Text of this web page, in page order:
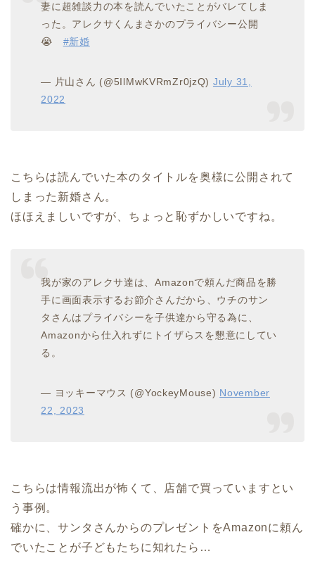
妻に超雑談力の本を読んでいたことがバレてしま
った。アレクサくんまさかのプライバシー公開
😭 #新婚
— 片山さん (@5IlMwKVRmZr0jzQ) July 31,
2022
こちらは読んでいた本のタイトルを奥様に公開されて
しまった新婚さん。
ほほえましいですが、ちょっと恥ずかしいですね。
我が家のアレクサ達は、Amazonで頼んだ商品を勝
手に画面表示するお節介さんだから、ウチのサン
タさんはプライバシーを子供達から守る為に、
Amazonから仕入れずにトイザらスを懇意にしてい
る。
— ヨッキーマウス (@YockeyMouse) November
22, 2023
こちらは情報流出が怖くて、店舗で買っていますとい
う事例。
確かに、サンタさんからのプレゼントをAmazonに頼ん
でいたことが子どもたちに知れたら…